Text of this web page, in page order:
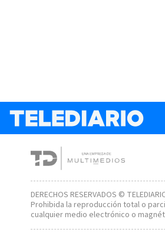
DERECHOS RESERVADOS ©
Prohibida la reproducción total o
cualquier medio electrónico o